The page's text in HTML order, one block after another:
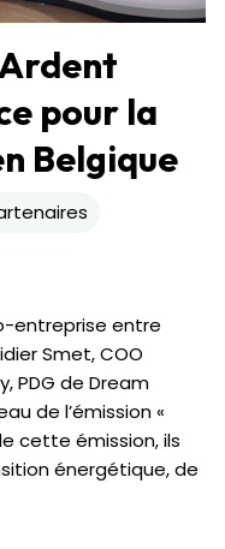
pour la
Belgique
entreprise entre
Smet, COO
PDG de Dream
de l’émission «
cette émission, ils
énergétique, de